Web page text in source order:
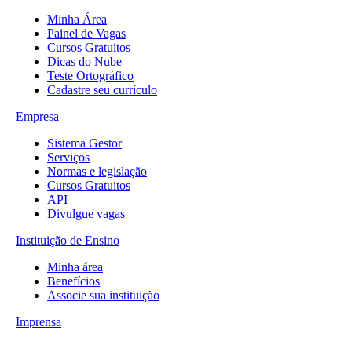
Minha Área
Painel de Vagas
Cursos Gratuitos
Dicas do Nube
Teste Ortográfico
Cadastre seu currículo
Empresa
Sistema Gestor
Serviços
Normas e legislação
Cursos Gratuitos
API
Divulgue vagas
Instituição de Ensino
Minha área
Benefícios
Associe sua instituição
Imprensa